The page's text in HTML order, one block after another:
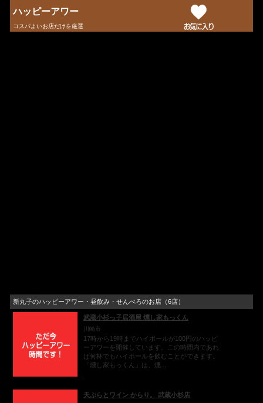
ハッピーアワー
コスパよいお店だけを厳選
新丸子のハッピーアワー・昼飲み・せんべろのお店（6店）
武蔵小杉っ子居酒屋 燻し家もっくん
川崎市
17時から19時までハイボールが100円のハッピ
ーアワーを開催しています。この時間内であれ
ば何杯でもハイボールを飲むことができます。
「燻し家もっくん」は、燻...
天ぷらとワイン からり。 武蔵小杉店